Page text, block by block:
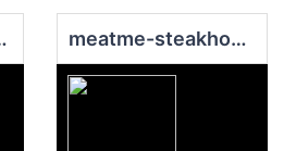
& Vini meatme-steakhouse